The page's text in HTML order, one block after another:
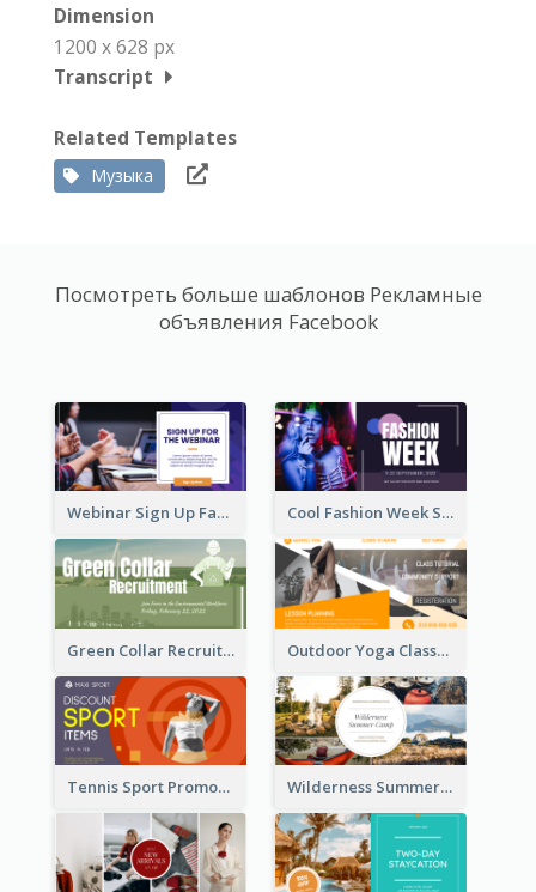
Dimension
1200 x 628 px
Transcript
Related Templates
Музыка
Посмотреть больше шаблонов Рекламные
объявления Facebook
Webinar Sign Up Facebook Ad Cool Fashion Week Sale Facebook Ad
Green Collar Recruit Facebook Ad Outdoor Yoga Classes Facebook Ad
Tennis Sport Promote Facebook Ad Wilderness Summer Camp Facebook Post